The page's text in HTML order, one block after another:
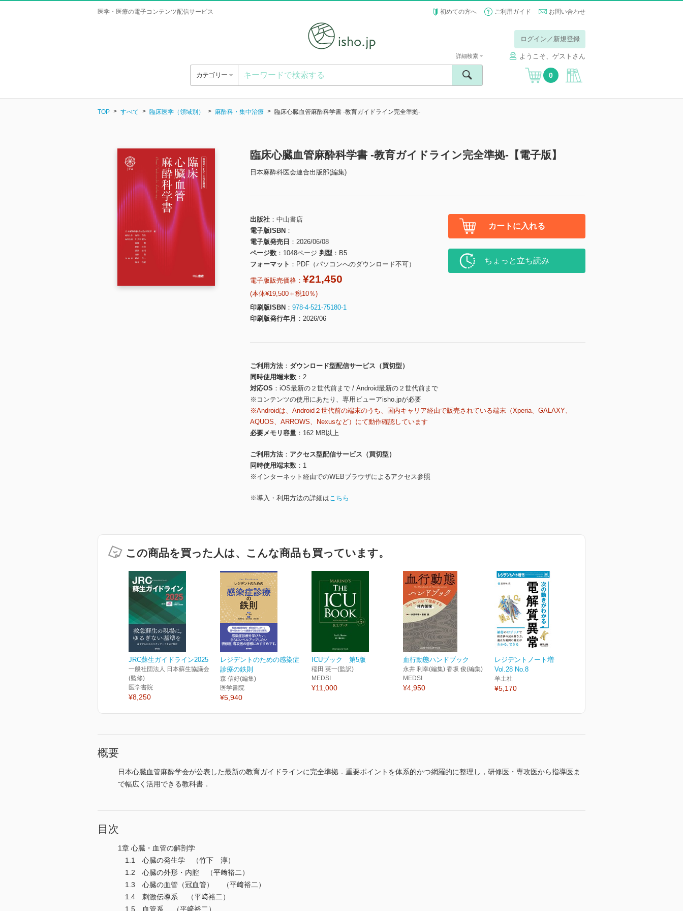
医学・医療の電子コンテンツ配信サービス 初めての方へ ご利用ガイド お問い合わせ
ログイン／新規登録
ようこそ、ゲストさん
カテゴリー
詳細検索
0
TOP すべて 臨床医学（領域別） 麻酔科・集中治療 臨床心臓血管麻酔科学書 -教育ガイドライン完全準拠-
臨床心臓血管麻酔科学書 -教育ガイドライン完全準拠-【電子版】
日本麻酔科医会連合出版部(編集)
出版社
中山書店
電子版ISBN
電子版発売日
2026/06/08
ページ数
1048ページ 判型
B5
フォーマット
PDF（パソコンへのダウンロード不可）
電子版販売価格： ¥21,450
(本体¥19,500＋税10％)
印刷版ISBN
978-4-521-75180-1
印刷版発行年月
2026/06
カートに入れる
ちょっと立ち読み
ご利用方法
ダウンロード型配信サービス（買切型）
同時使用端末数
2
対応OS
iOS最新の２世代前まで / Android最新の２世代前まで
※コンテンツの使用にあたり、専用ビューアisho.jpが必要
※Androidは、Android２世代前の端末のうち、国内キャリア経由で販売されている端末（Xperia、GALAXY、
AQUOS、ARROWS、Nexusなど）にて動作確認しています
必要メモリ容量
162 MB以上
ご利用方法
アクセス型配信サービス（買切型）
同時使用端末数
1
※インターネット経由でのWEBブラウザによるアクセス参照
※導入・利用方法の詳細はこちら
この商品を買った人は、こんな商品も買っています。
JRC蘇生ガイドライン2025
一般社団法人 日本蘇生協議会
(監修)
医学書院
¥8,250
レジデントのための感染症
診療の鉄則
森 信好(編集)
医学書院
¥5,940
ICUブック 第5版
稲田 英一(監訳)
MEDSI
¥11,000
血行動態ハンドブック
永井 利幸(編集) 香坂 俊(編集)
MEDSI
¥4,950
レジデントノート増刊
Vol.28 No.8
羊土社
¥5,170
概要
日本心臓血管麻酔学会が公表した最新の教育ガイドラインに完全準拠．重要ポイントを体系的かつ網羅的に整理し，研修医・専攻医から指導医ま
で幅広く活用できる教科書．
目次
1章 心臓・血管の解剖学
1.1 心臓の発生学 （竹下 淳）
1.2 心臓の外形・内腔 （平﨑裕二）
1.3 心臓の血管（冠血管） （平﨑裕二）
1.4 刺激伝導系 （平﨑裕二）
1.5 血管系 （平﨑裕二）